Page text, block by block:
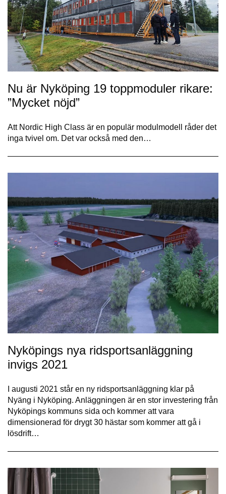
Nu är Nyköping 19 toppmoduler rikare:
”Mycket nöjd”
Att Nordic High Class är en populär modulmodell råder det
inga tvivel om. Det var också med den…
Nyköpings nya ridsportsanläggning
invigs 2021
I augusti 2021 står en ny ridsportsanläggning klar på
Nyäng i Nyköping. Anläggningen är en stor investering från
Nyköpings kommuns sida och kommer att vara
dimensionerad för drygt 30 hästar som kommer att gå i
lösdrift…